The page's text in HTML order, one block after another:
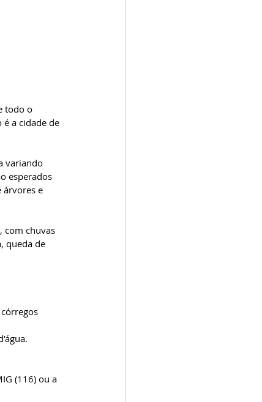
todo o
a cidade de
variando
esperados
árvores e
com chuvas
queda de